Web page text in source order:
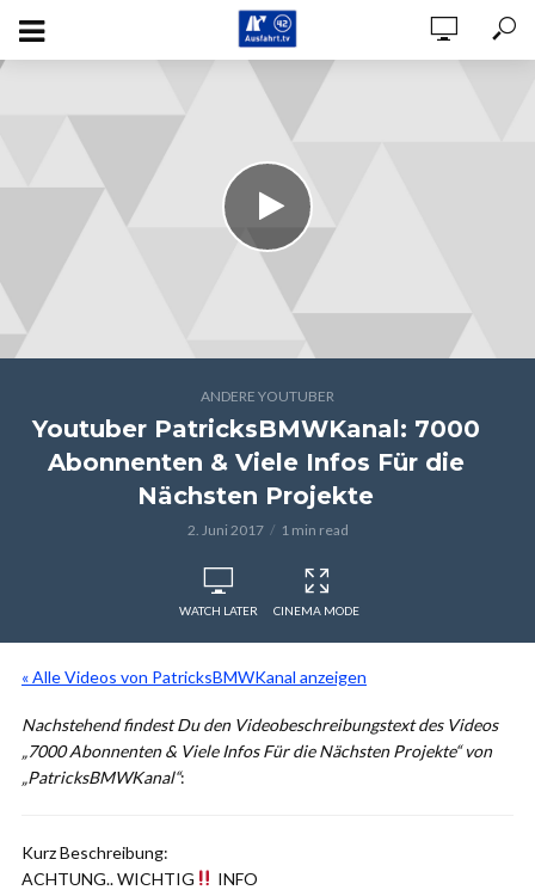
ANDERE YOUTUBER
Youtuber PatricksBMWKanal: 7000
Abonnenten & Viele Infos Für die
Nächsten Projekte
2. Juni 2017 1 min read
WATCH LATER CINEMA MODE
« Alle Videos von PatricksBMWKanal anzeigen
Nachstehend findest Du den Videobeschreibungstext des Videos
„7000 Abonnenten & Viele Infos Für die Nächsten Projekte“ von
„PatricksBMWKanal“:
Kurz Beschreibung:
ACHTUNG.. WICHTIG
INFO